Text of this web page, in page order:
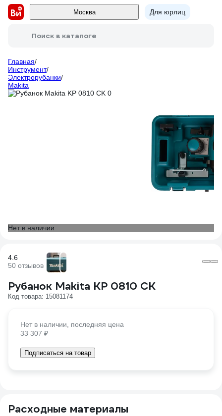
Москва Для юрлиц
Поиск в каталоге
Главная/
Инструмент/
Электрорубанки/
Makita
Нет в наличии
4.6
50 отзывов
Рубанок Makita KP 0810 CK
Код товара: 15081174
Нет в наличии, последняя цена
33 307 ₽
Подписаться на товар
Расходные материалы